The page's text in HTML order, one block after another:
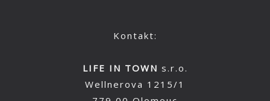
Kontakt:
LIFE IN TOWN s.r.o.
Wellnerova 1215/1